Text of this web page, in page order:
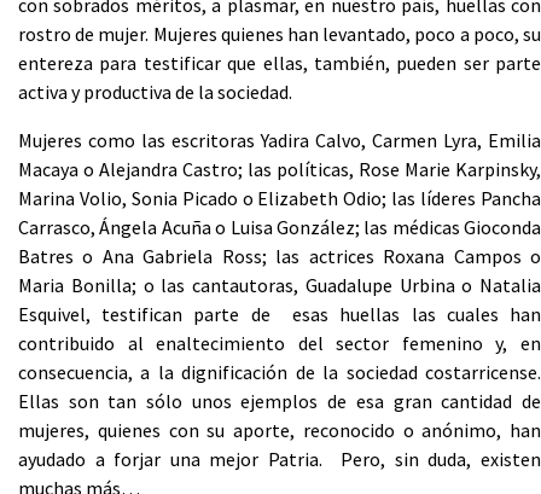
rostro de mujer. Mujeres quienes han levantado, poco a poco, su
entereza para testificar que ellas, también, pueden ser parte
activa y productiva de la sociedad.
Mujeres como las escritoras Yadira Calvo, Carmen Lyra, Emilia
Macaya o Alejandra Castro; las políticas, Rose Marie Karpinsky,
Marina Volio, Sonia Picado o Elizabeth Odio; las líderes Pancha
Carrasco, Ángela Acuña o Luisa González; las médicas Gioconda
Batres o Ana Gabriela Ross; las actrices Roxana Campos o
Maria Bonilla; o las cantautoras, Guadalupe Urbina o Natalia
Esquivel, testifican parte de esas huellas las cuales han
contribuido al enaltecimiento del sector femenino y, en
consecuencia, a la dignificación de la sociedad costarricense.
Ellas son tan sólo unos ejemplos de esa gran cantidad de
mujeres, quienes con su aporte, reconocido o anónimo, han
ayudado a forjar una mejor Patria. Pero, sin duda, existen
muchas más…